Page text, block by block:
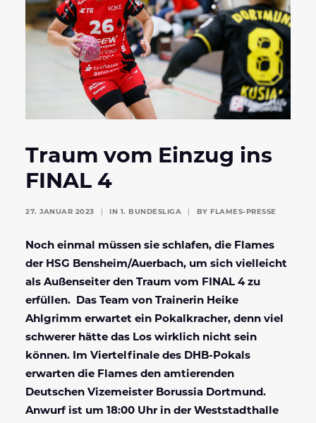
Traum vom Einzug ins
FINAL 4
27. JANUAR 2023 IN 1. BUNDESLIGA BY FLAMES-PRESSE
Noch einmal müssen sie schlafen, die Flames
der HSG Bensheim/Auerbach, um sich vielleicht
als Außenseiter den Traum vom FINAL 4 zu
erfüllen. Das Team von Trainerin Heike
Ahlgrimm erwartet ein Pokalkracher, denn viel
schwerer hätte das Los wirklich nicht sein
können. Im Viertelfinale des DHB-Pokals
erwarten die Flames den amtierenden
Deutschen Vizemeister Borussia Dortmund.
Anwurf ist um 18:00 Uhr in der Weststadthalle